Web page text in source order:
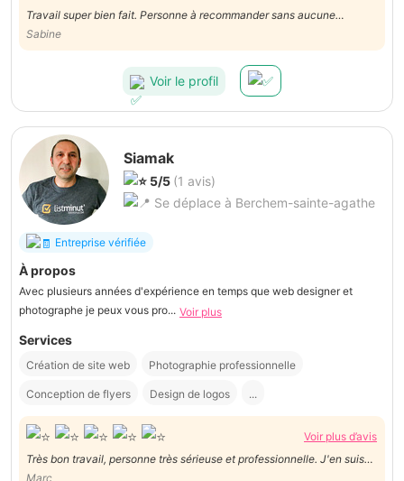
Travail super bien fait. Personne à recommander sans aucune
hésitation. Parfait 👌👌👌👌
Sabine
Voir le profil
Siamak
5/5 (1 avis)
Se déplace à Berchem-sainte-agathe
Entreprise vérifiée
À propos
Avec plusieurs années d'expérience en temps que web designer et
photographe je peux vous pro... Voir plus
Services
Création de site web Photographie professionnelle
Conception de flyers Design de logos ...
Voir plus d’avis
Très bon travail, personne très sérieuse et professionnelle. J'en suis
pleinement satisfait.
Marc